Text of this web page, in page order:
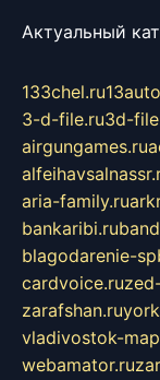
Актуальный
133chel.ru
3-d-file.ru3d-
airgungames.ru
aria-family.ru
bankaribi.ru
blagodarenie-
cardvoice.ru
zarafshan.ru
vladivostok-
webamator.ru